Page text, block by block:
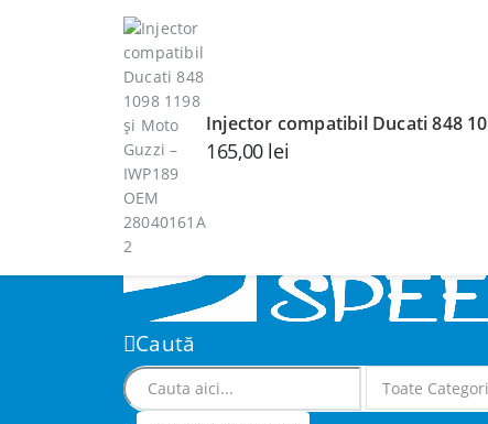
Bine ai venit pe SCOOTERSPEED.RO!
CONTUL MEU
DESPRE SCOOTERSPEED
AUTENTIFICARE
ÎNREGISTRARE
Caută
Injector compatibil Ducati 848
165,00 lei